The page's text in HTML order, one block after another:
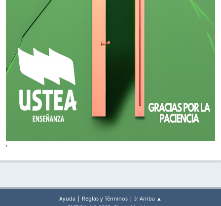
'
Ayuda | Reglas y Términos | Ir Arriba ▲